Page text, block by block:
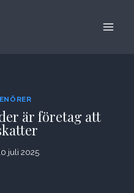
är företag att
juli 2025